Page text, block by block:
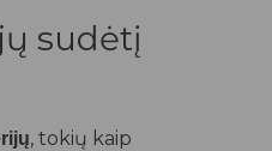
sudėtį
, tokių kaip